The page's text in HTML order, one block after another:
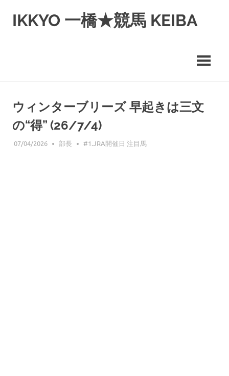
ス
IKKYO 一橋★競馬 KEIBA
ウィンターブリーズ 早起きは三文
の“得” (26/7/4)
07/04/2026 部長 #1.JRA開催日 注目馬